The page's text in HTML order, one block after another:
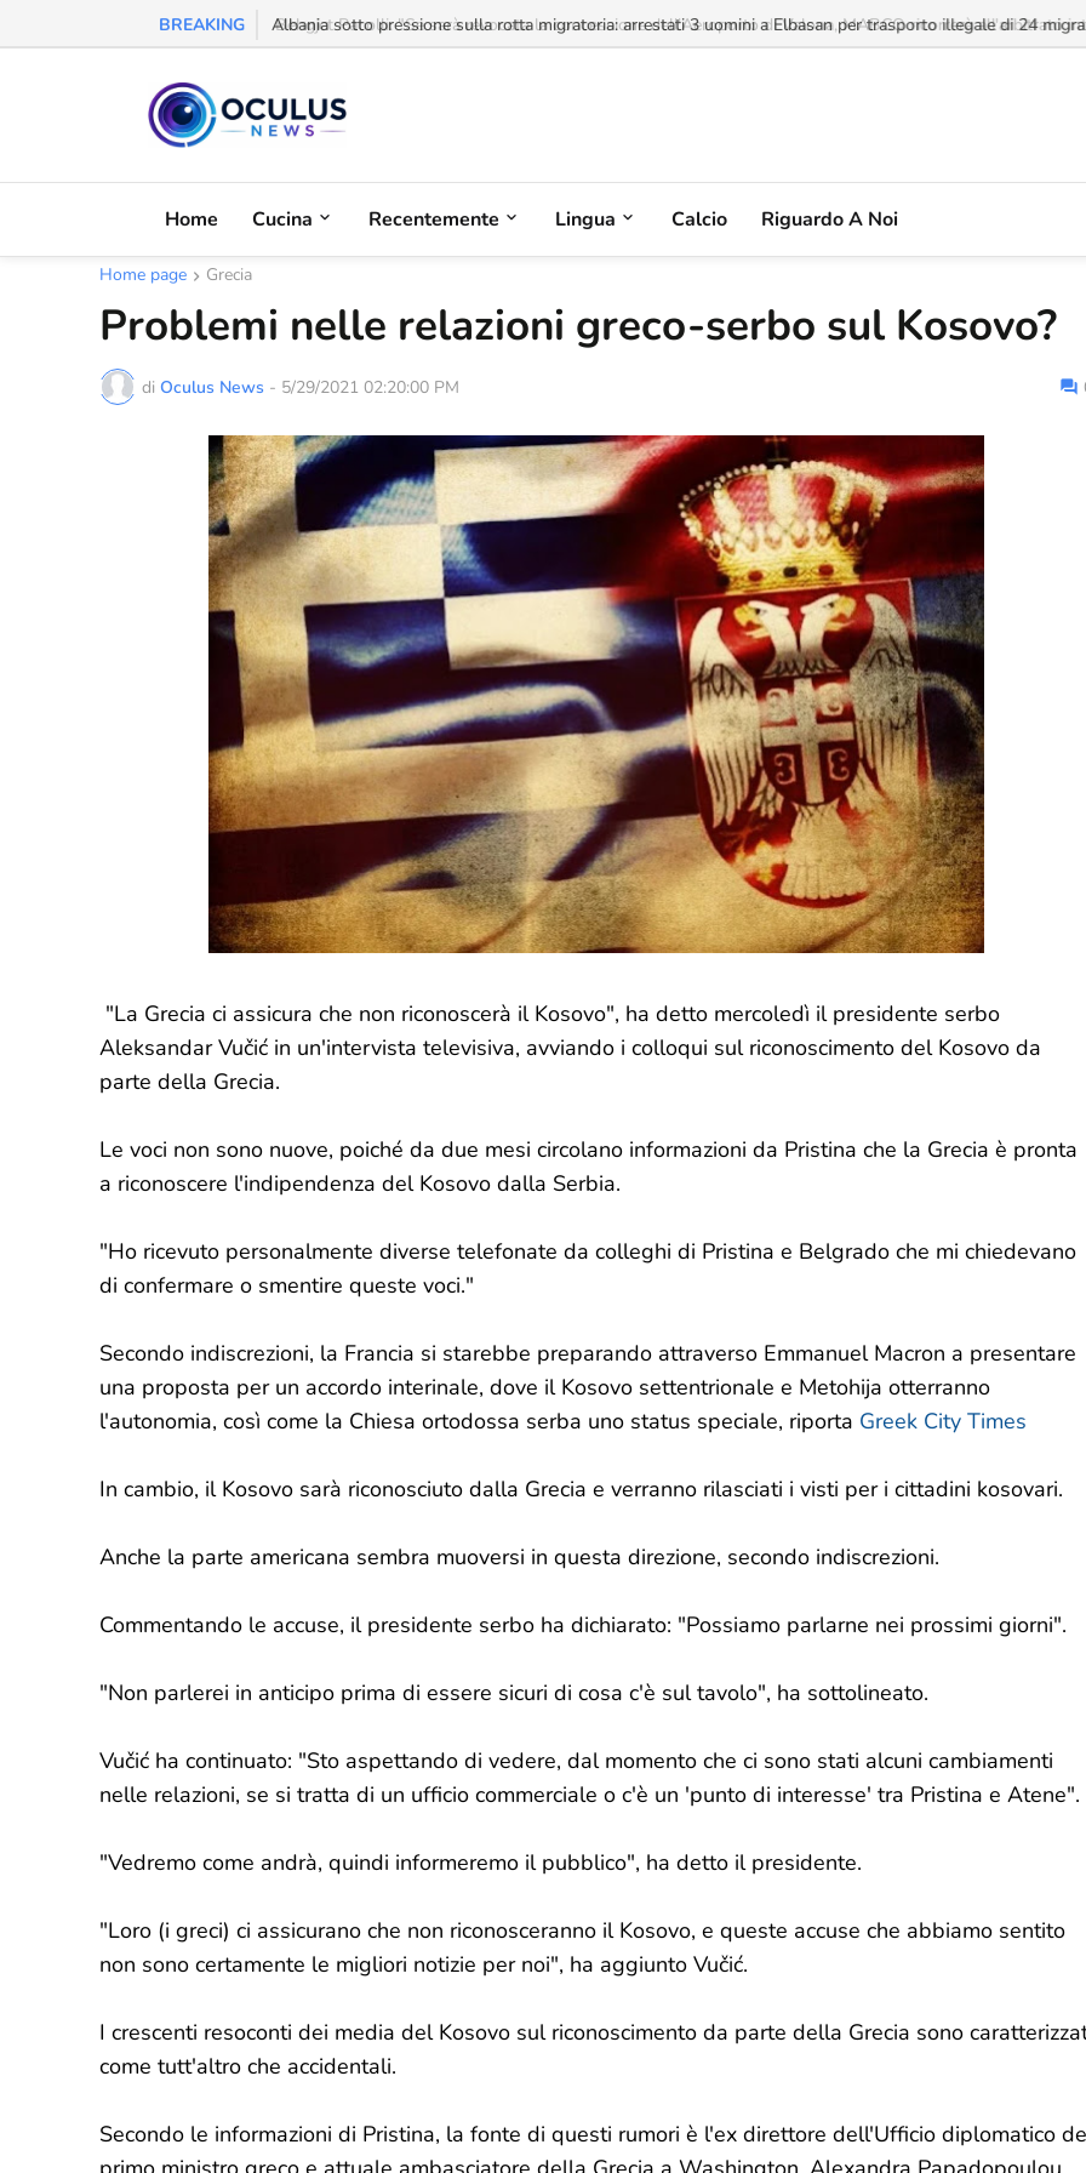
BREAKING Behgjet Pacolli: "Se sarà revocata la concessione dell'Aeroporto di Valona, MABCO ricorrerà all'arbitrato
Home Cucina Recentemente Lingua Calcio Riguardo A Noi
Home page Grecia
Problemi nelle relazioni greco-serbo sul Kosovo?
di Oculus News - 5/29/2021 02:20:00 PM
"La Grecia ci assicura che non riconoscerà il Kosovo", ha detto mercoledì il presidente serbo
Aleksandar Vučić in un'intervista televisiva, avviando i colloqui sul riconoscimento del Kosovo da
parte della Grecia.
Le voci non sono nuove, poiché da due mesi circolano informazioni da Pristina che la Grecia è pronta
a riconoscere l'indipendenza del Kosovo dalla Serbia.
"Ho ricevuto personalmente diverse telefonate da colleghi di Pristina e Belgrado che mi chiedevano
di confermare o smentire queste voci."
Secondo indiscrezioni, la Francia si starebbe preparando attraverso Emmanuel Macron a presentare
una proposta per un accordo interinale, dove il Kosovo settentrionale e Metohija otterranno
l'autonomia, così come la Chiesa ortodossa serba uno status speciale, riporta Greek City Times
In cambio, il Kosovo sarà riconosciuto dalla Grecia e verranno rilasciati i visti per i cittadini kosovari.
Anche la parte americana sembra muoversi in questa direzione, secondo indiscrezioni.
Commentando le accuse, il presidente serbo ha dichiarato: "Possiamo parlarne nei prossimi giorni".
"Non parlerei in anticipo prima di essere sicuri di cosa c'è sul tavolo", ha sottolineato.
Vučić ha continuato: "Sto aspettando di vedere, dal momento che ci sono stati alcuni cambiamenti
nelle relazioni, se si tratta di un ufficio commerciale o c'è un 'punto di interesse' tra Pristina e Atene".
"Vedremo come andrà, quindi informeremo il pubblico", ha detto il presidente.
"Loro (i greci) ci assicurano che non riconosceranno il Kosovo, e queste accuse che abbiamo sentito
non sono certamente le migliori notizie per noi", ha aggiunto Vučić.
I crescenti resoconti dei media del Kosovo sul riconoscimento da parte della Grecia sono
come tutt'altro che accidentali.
Secondo le informazioni di Pristina, la fonte di questi rumori è l'ex direttore dell'Ufficio diplomatico